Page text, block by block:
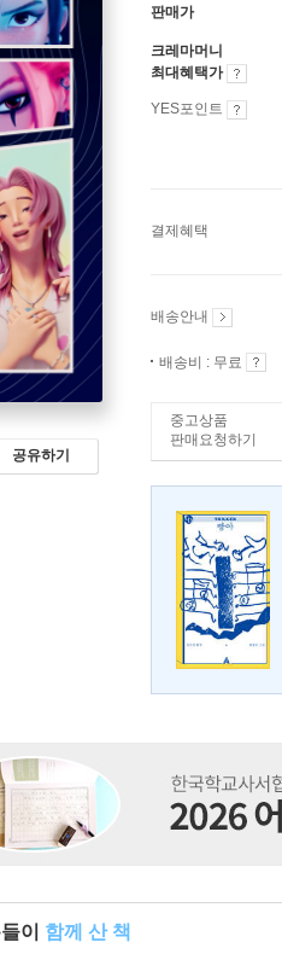
공유하기
판매가
크레마머니
최대혜택가
YES포인트
결제혜택
배송안내
배송비 : 무료
중고상품
판매요청하기
이 함께 산 책